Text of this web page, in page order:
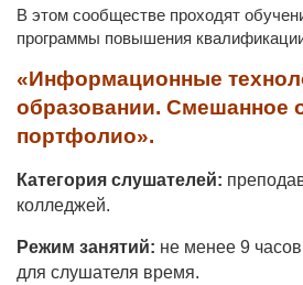
В этом сообществе проходят
программы повышения
«Информационные
образовании. Смешанное
портфолио».
Категория слушателей:
колледжей.
Режим занятий: не менее 9
для слушателя время.